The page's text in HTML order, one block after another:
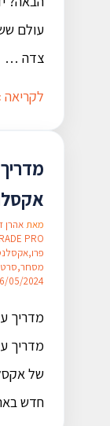
עולם
צדה …
לקריאה »
מאתאהרן
PRO
פרו,אקסלנס,
מסחר,סרטון,
16/05/2024
מדריך
של
חדש